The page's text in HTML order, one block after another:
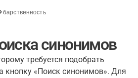
барственность
синонимов
требуется подобрать
кнопку «Поиск синонимов». Для